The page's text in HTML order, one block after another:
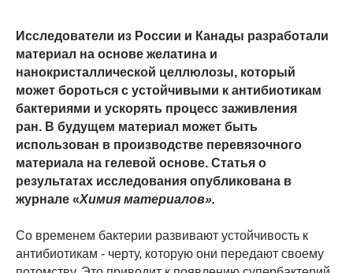
Исследователи из России и Канады разработали
материал на основе желатина и
нанокристаллической целлюлозы, который
может бороться с устойчивыми к антибиотикам
бактериями и ускорять процесс заживления
ран. В будущем материал может быть
использован в производстве перевязочного
материала на гелевой основе. Статья о
результатах исследования опубликована в
журнале «Химия материалов».
Со временем бактерии развивают устойчивость к
антибиотикам - черту, которую они передают своему